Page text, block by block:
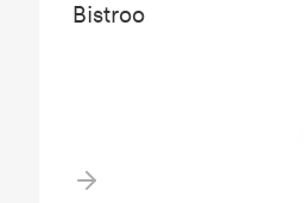
Bistroo